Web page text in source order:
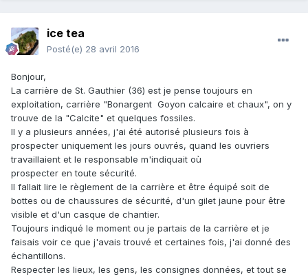
ice tea
Posté(e) 28 avril 2016
Bonjour,
La carrière de St. Gauthier (36) est je pense toujours en
exploitation, carrière "Bonargent Goyon calcaire et chaux", on y
trouve de la "Calcite" et quelques fossiles.
Il y a plusieurs années, j'ai été autorisé plusieurs fois à
prospecter uniquement les jours ouvrés, quand les ouvriers
travaillaient et le responsable m'indiquait où
prospecter en toute sécurité.
Il fallait lire le règlement de la carrière et être équipé soit de
bottes ou de chaussures de sécurité, d'un gilet jaune pour être
visible et d'un casque de chantier.
Toujours indiqué le moment ou je partais de la carrière et je
faisais voir ce que j'avais trouvé et certaines fois, j'ai donné des
échantillons.
Respecter les lieux, les gens, les consignes données, et tout se